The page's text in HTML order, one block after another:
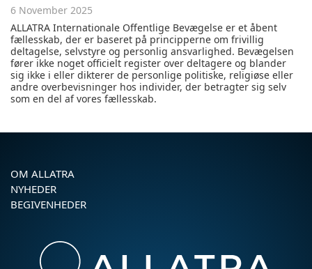
6 November 2025
ALLATRA Internationale Offentlige Bevægelse er et åbent
fællesskab, der er baseret på principperne om frivillig
deltagelse, selvstyre og personlig ansvarlighed. Bevægelsen
fører ikke noget officielt register over deltagere og blander
sig ikke i eller dikterer de personlige politiske, religiøse eller
andre overbevisninger hos individer, der betragter sig selv
som en del af vores fællesskab.
OM ALLATRA
NYHEDER
BEGIVENHEDER